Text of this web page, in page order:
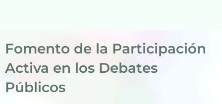
Fomento de la Participación
Activa en los Debates
Públicos